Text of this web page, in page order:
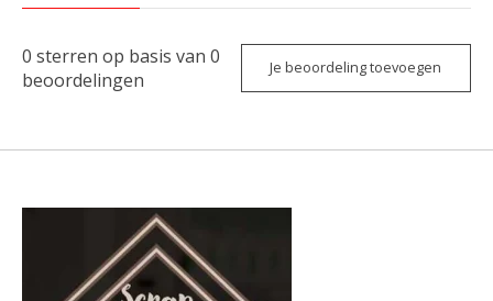
0 sterren op basis van 0
beoordelingen
Je beoordeling toevoegen